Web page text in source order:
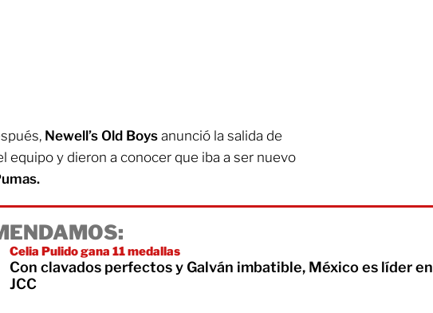
Newell’s Old Boys anunció la salida de
equipo y dieron a conocer que iba a ser nuevo
Celia Pulido gana 11 medallas
Con clavados perfectos y Galván imbatible, México es líder en
JCC